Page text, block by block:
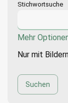
Stichwortsuche
Mehr
Nur mit